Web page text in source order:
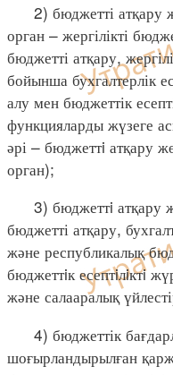
2) бюджетті атқару
орган – жергілікті
бюджетті атқару,
бойынша бухгалтерлік
алу мен бюджеттік
функцияларды жүзеге
әрі – бюджеттi атқару
орган);
3) бюджеттi атқару
бюджетті атқару,
және республикалық
бюджеттiк есептiлiктi
және салааралық
4) бюджеттік
шоғырландырылған